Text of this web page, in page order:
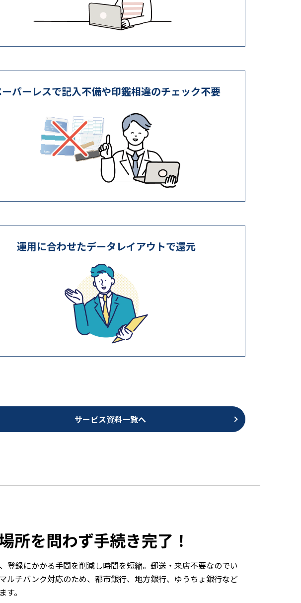
パーレスで記入不備や印鑑相違のチェック不要
運用に合わせたデータレイアウトで還元
サービス資料一覧へ
所を問わず手続き完了！
登録にかかる手間を削減し時間を短縮。郵送・来店不要なのでい
ルチバンク対応のため、都市銀行、地方銀行、ゆうちょ銀行など
。